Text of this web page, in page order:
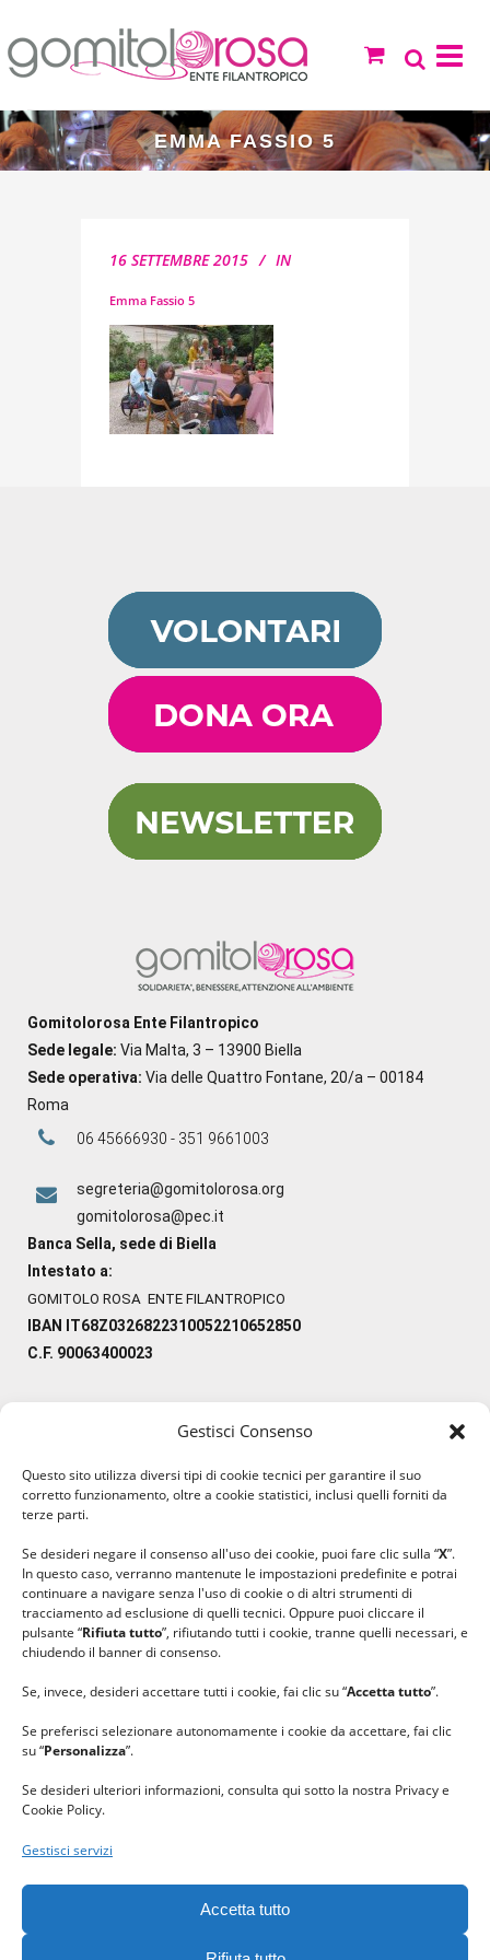
Gestisci Consenso
Questo sito utilizza diversi tipi di cookie tecnici per garantire il suo
corretto funzionamento, oltre a cookie statistici, inclusi quelli forniti da
terze parti.
Se desideri negare il consenso all'uso dei cookie, puoi fare clic sulla “X”.
In questo caso, verranno mantenute le impostazioni predefinite e potrai
continuare a navigare senza l'uso di cookie o di altri strumenti di
tracciamento ad esclusione di quelli tecnici. Oppure puoi cliccare il
pulsante “Rifiuta tutto”, rifiutando tutti i cookie, tranne quelli necessari, e
chiudendo il banner di consenso.
Se, invece, desideri accettare tutti i cookie, fai clic su “Accetta tutto”.
Se preferisci selezionare autonomamente i cookie da accettare, fai clic
su “Personalizza”.
Se desideri ulteriori informazioni, consulta qui sotto la nostra Privacy e
Cookie Policy.
Gestisci servizi
Accetta tutto
EMMA FASSIO 5
16 SETTEMBRE 2015 IN
Emma Fassio 5
Gomitolorosa Ente Filantropico
Sede legale: Via Malta, 3 – 13900 Biella
Sede operativa: Via delle Quattro Fontane, 20/a – 00184
Roma
06 45666930 - 351 9661003
segreteria@gomitolorosa.org
gomitolorosa@pec.it
Banca Sella, sede di Biella
Intestato a:
GOMITOLO ROSA ENTE FILANTROPICO
IBAN IT68Z0326822310052210652850
C.F. 90063400023
#lanaterapia
#ilcaloredellempatia